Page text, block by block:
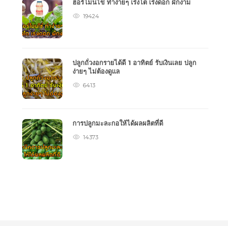
ฮอร์โมนไข่ ทำง่ายๆ เร่งโต เร่งดอก ผักงาม
19424
ปลูกถั่วงอกรายได้ดี 1 อาทิตย์ รับเงินเลย ปลูก
ง่ายๆ ไม่ต้องดูแล
6413
การปลูกมะละกอให้ได้ผลผลิตที่ดี
14373